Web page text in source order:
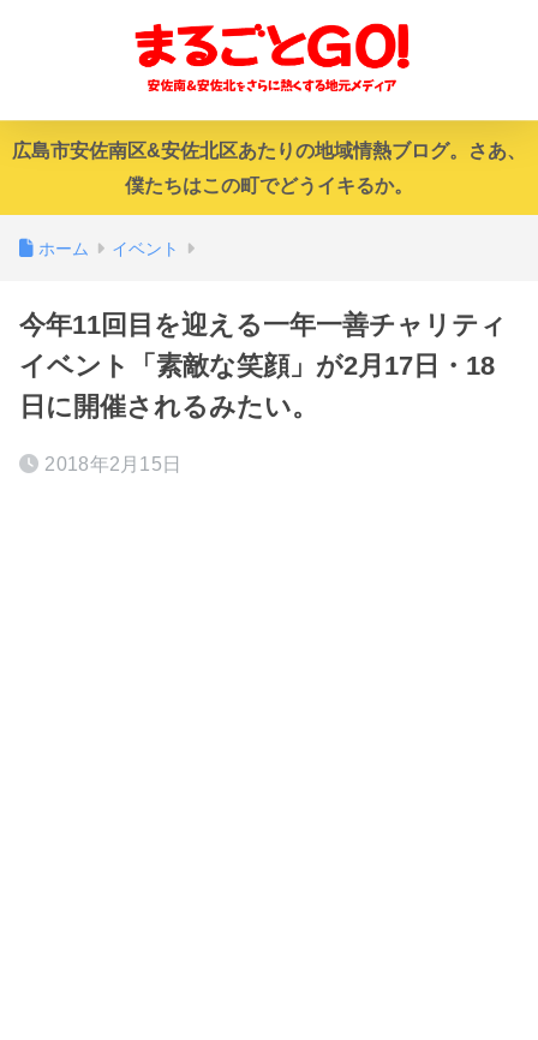
広島市安佐南区&安佐北区あたりの地域情熱ブログ。さあ、
僕たちはこの町でどうイキるか。
ホーム イベント
今年11回目を迎える一年一善チャリティ
イベント「素敵な笑顔」が2月17日・18
日に開催されるみたい。
2018年2月15日